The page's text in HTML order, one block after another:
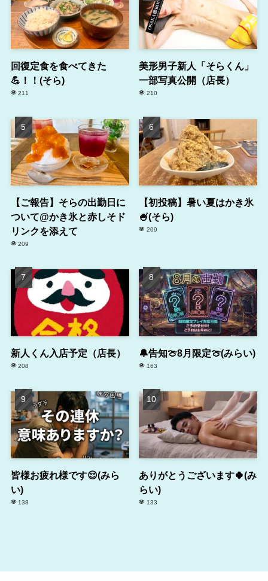
回復定食を食べてきた
💪！！(そら)
211
美形男子新人「そらくん」
一部写真公開（店長）
210
【ご報告】そらの出勤日に
ついて@かき氷と赤しそド
リンクを添えて
209
【初投稿】暑い夏はかき氷
🍧(そら)
209
新人くん入店予定（店長）
208
🔔告知🍈8月限定🍈(みらい)
163
皆様お疲れ様です😌(みら
い)
138
ありがとうございます🍀(み
らい)
133